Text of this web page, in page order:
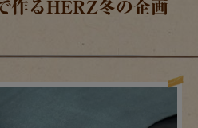
作るHERZ冬の企画